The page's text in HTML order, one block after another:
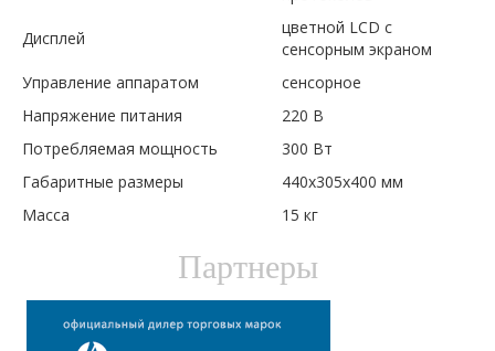
Дисплей
цветной LCD с
сенсорным экраном
Управление аппаратом
сенсорное
Напряжение питания
220 В
Потребляемая мощность
300 Вт
Габаритные размеры
440х305х400 мм
Масса
15 кг
Партнеры